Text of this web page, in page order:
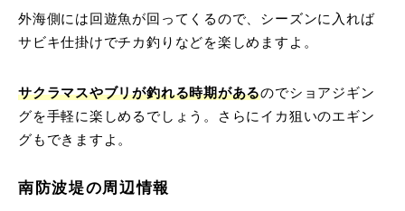
外海側には回遊魚が回ってくるので、シーズンに入れば
サビキ仕掛けでチカ釣りなどを楽しめますよ。
サクラマスやブリが釣れる時期があるのでショアジギン
グを手軽に楽しめるでしょう。さらにイカ狙いのエギン
グもできますよ。
南防波堤の周辺情報